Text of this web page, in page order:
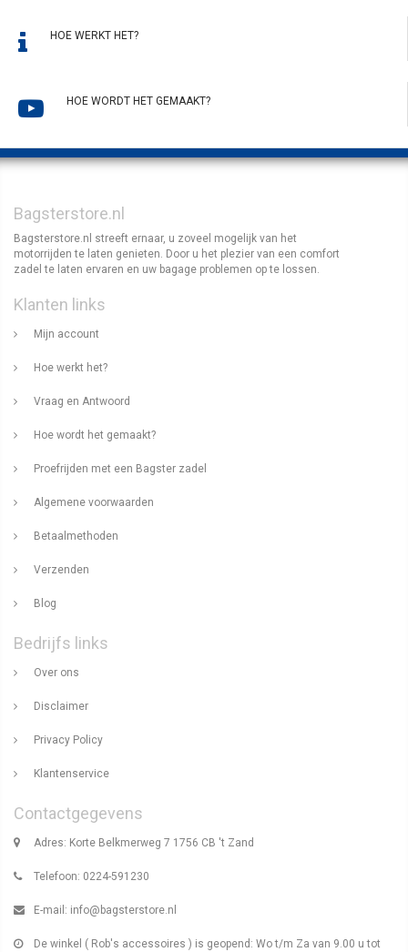
HOE WERKT HET?
HOE WORDT HET GEMAAKT?
Bagsterstore.nl
Bagsterstore.nl streeft ernaar, u zoveel mogelijk van het
motorrijden te laten genieten. Door u het plezier van een comfort
zadel te laten ervaren en uw bagage problemen op te lossen.
Klanten links
Mijn account
Hoe werkt het?
Vraag en Antwoord
Hoe wordt het gemaakt?
Proefrijden met een Bagster zadel
Algemene voorwaarden
Betaalmethoden
Verzenden
Blog
Bedrijfs links
Over ons
Disclaimer
Privacy Policy
Klantenservice
Contactgegevens
Adres: Korte Belkmerweg 7 1756 CB 't Zand
Telefoon: 0224-591230
E-mail: info@bagsterstore.nl
De winkel ( Rob's accessoires ) is geopend: Wo t/m Za van 9.00 u tot